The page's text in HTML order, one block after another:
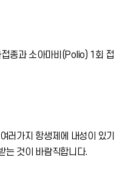
종과 소아마비(Polio) 1회 접
러가지 항생제에 내성이 있기
는 것이 바람직합니다.